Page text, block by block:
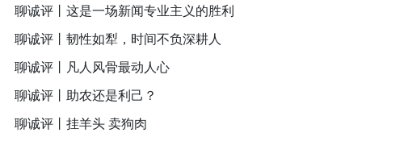
聊诚评丨这是一场新闻专业主义的胜利
聊诚评丨韧性如犁，时间不负深耕人
聊诚评丨凡人风骨最动人心
聊诚评丨助农还是利己？
聊诚评丨挂羊头 卖狗肉